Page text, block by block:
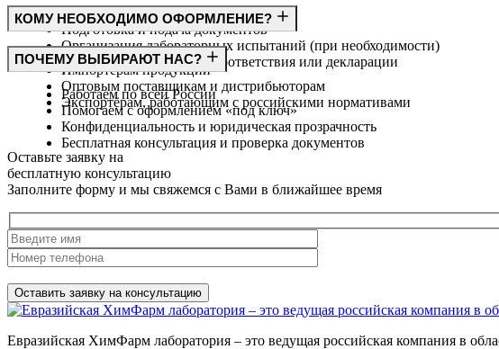
Консультация по требованиям ГОСТ
Подготовка и подача документов
Организация лабораторных испытаний (при необходимости)
Получение сертификата соответствия или декларации
КОМУ НЕОБХОДИМО ОФОРМЛЕНИЕ?
Производителям
Импортёрам продукции
Оптовым поставщикам и дистрибьюторам
Экспортёрам, работающим с российскими нормативами
ПОЧЕМУ ВЫБИРАЮТ НАС?
Работаем по всей России
Помогаем с оформлением «под ключ»
Конфиденциальность и юридическая прозрачность
Бесплатная консультация и проверка документов
Оставьте заявку на
бесплатную консультацию
Заполните форму и мы свяжемся с Вами в ближайшее время
Евразийская ХимФарм лаборатория – это ведущая российская компания в